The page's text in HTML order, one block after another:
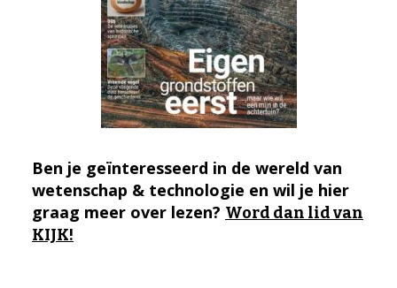
Ben je geïnteresseerd in de wereld van
wetenschap & technologie en wil je hier
graag meer over lezen? Word dan lid van
KIJK!